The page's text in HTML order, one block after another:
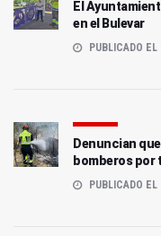
El
en el Bulevar
PUBLICADO
Denuncian
bomberos por
PUBLICADO